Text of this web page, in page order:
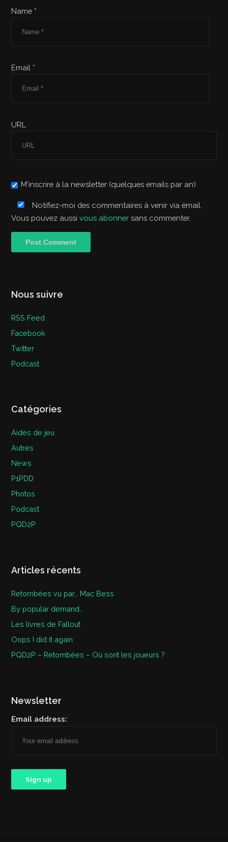
Name *
Email *
URL
M'inscrire à la newsletter (quelques emails par an)
Notifiez-moi des commentaires à venir via émail.
Vous pouvez aussivous abonner sans commenter.
Nous suivre
RSS Feed
Facebook
Twitter
Podcast
Catégories
Aides de jeu
Autres
News
P1PDD
Photos
Podcast
PQD2P
Articles récents
Retombées vu par… Mac Bess
By popular demand…
Les livres de Fallout
Oops I did it again
PQD2P – Retombées – Où sont les joueurs ?
Newsletter
Email address: